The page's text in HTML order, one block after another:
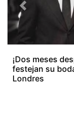
¡Dos meses
festejan su
Londres
Previous